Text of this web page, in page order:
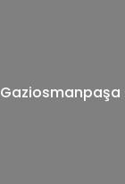
Gaziosmanpaşa